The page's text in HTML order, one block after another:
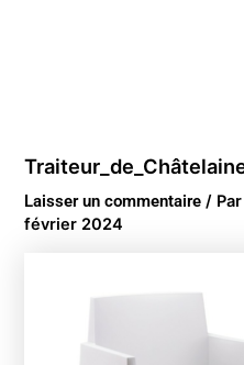
Laisser un commentaire /
février 2024